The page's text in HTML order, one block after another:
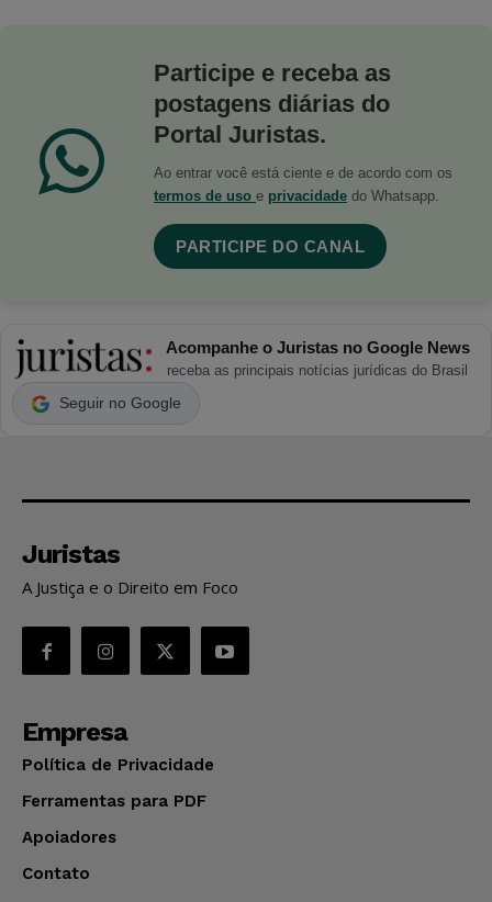
Participe e receba as
postagens diárias do
Portal Juristas.
Ao entrar você está ciente e de acordo com os
termos de uso e privacidade do Whatsapp.
PARTICIPE DO CANAL
Acompanhe o Juristas no Google News
receba as principais notícias jurídicas do Brasil
Seguir no Google
Juristas
A Justiça e o Direito em Foco
Empresa
Política de Privacidade
Ferramentas para PDF
Apoiadores
Contato